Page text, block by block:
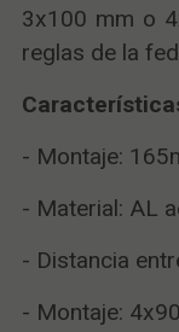
3x100 mm o
reglas de la
- Montaje:
- Material: AL
- Distancia
- Montaje: